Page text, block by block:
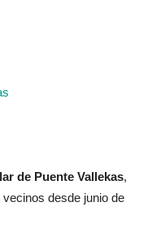
de Puente Vallekas,
desde junio de